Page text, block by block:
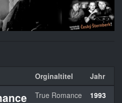
Orginaltitel Jahr
True Romance 1993